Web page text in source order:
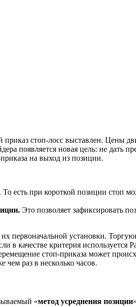
стоп-лосс выставлен. Цены
появляется новая цель: не
на выход из позиции.
. То есть при короткой позиции стоп
Это позволяет зафиксировать
первоначальной установки.
качестве критерия используется
стоп-приказа может
раз в несколько часов.
«метод усреднения позиции